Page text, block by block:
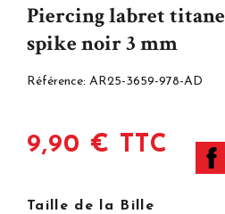
Piercing labret titane
spike noir 3 mm
Référence: AR25-3659-978-AD
9,90 € TTC
Taille de la Bille